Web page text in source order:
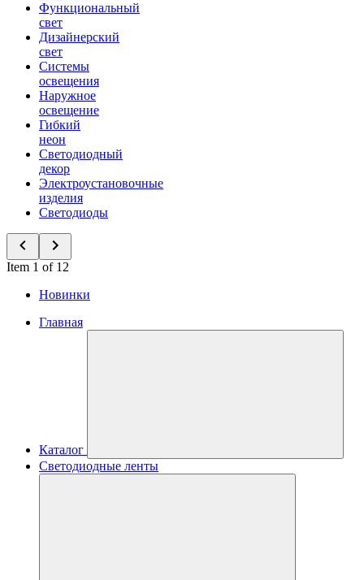
Функциональный
свет
Дизайнерский
свет
Системы
освещения
Наружное
освещение
Гибкий
неон
Светодиодный
декор
Электроустановочные
изделия
Светодиоды
Item 1 of 12
Новинки
Главная
Каталог
Светодиодные ленты